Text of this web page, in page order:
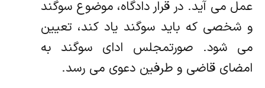
عمل می آید. در قرار دادگاه، موضوع سوگند
و شخصی که باید سوگند یاد کند، تعیین
می شود. صورتمجلس ادای سوگند به
امضای قاضی و طرفین دعوی می رسد.